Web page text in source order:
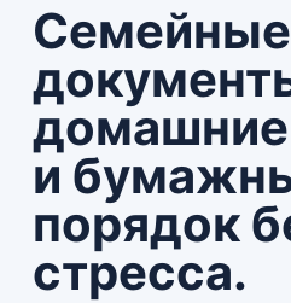
Семейные
домашние
и
порядок
стресса.